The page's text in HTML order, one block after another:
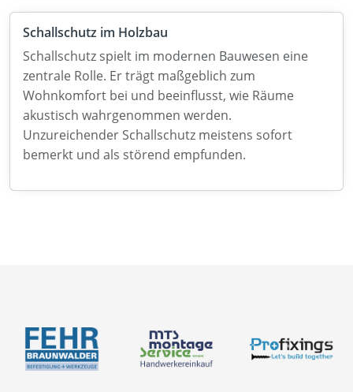
Schallschutz im Holzbau
Schallschutz spielt im modernen Bauwesen eine
zentrale Rolle. Er trägt maßgeblich zum
Wohnkomfort bei und beeinflusst, wie Räume
akustisch wahrgenommen werden.
Unzureichender Schallschutz meistens sofort
bemerkt und als störend empfunden.